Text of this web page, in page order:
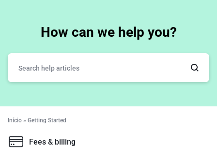
How can we help you?
Início » Getting Started
Fees & billing